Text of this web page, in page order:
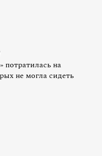
на
не могла сидеть